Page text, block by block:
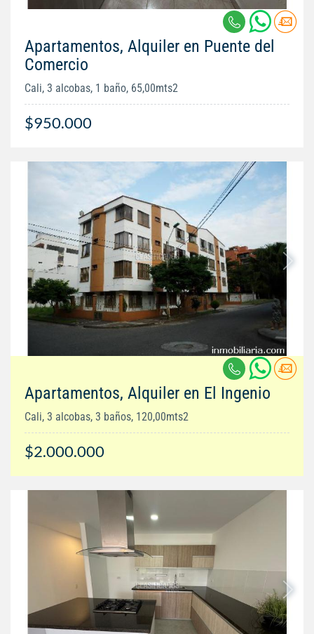
Apartamentos, Alquiler en Puente del
Comercio
Cali, 3 alcobas, 1 baño, 65,00mts2
$950.000
Apartamentos, Alquiler en El Ingenio
Cali, 3 alcobas, 3 baños, 120,00mts2
$2.000.000